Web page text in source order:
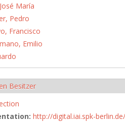
María
Pedro
Francisco
Emilio
Besitzer
http://digital.iai.spk-